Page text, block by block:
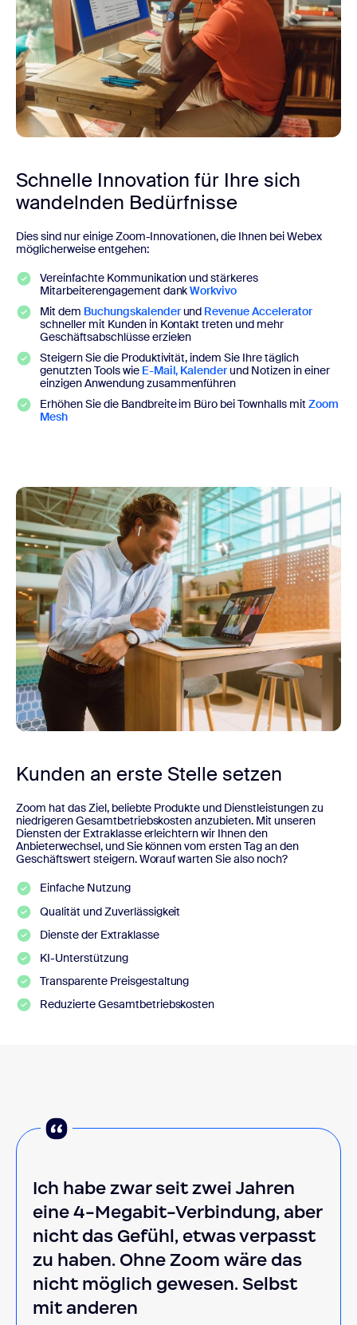
Schnelle Innovation für Ihre sich
wandelnden Bedürfnisse
Dies sind nur einige Zoom-Innovationen, die Ihnen bei Webex
möglicherweise entgehen:
Vereinfachte Kommunikation und stärkeres
Mitarbeiterengagement dankWorkvivo
Mit dem Buchungskalenderund Revenue Accelerator
schneller mit Kunden in Kontakt treten und mehr
Geschäftsabschlüsse erzielen
Steigern Sie die Produktivität, indem Sie Ihre täglich
genutzten Tools wie E-Mail, Kalenderund Notizen in einer
einzigen Anwendung zusammenführen
Erhöhen Sie die Bandbreite im Büro bei Townhalls mit Zoom
Mesh
Kunden an erste Stelle setzen
Zoom hat das Ziel, beliebte Produkte und Dienstleistungen zu
niedrigeren Gesamtbetriebskosten anzubieten. Mit unseren
Diensten der Extraklasse erleichtern wir Ihnen den
Anbieterwechsel, und Sie können vom ersten Tag an den
Geschäftswert steigern. Worauf warten Sie also noch?
Einfache Nutzung
Qualität und Zuverlässigkeit
Dienste der Extraklasse
KI-Unterstützung
Transparente Preisgestaltung
Reduzierte Gesamtbetriebskosten
Ich habe zwar seit zwei Jahren
eine 4-Megabit-Verbindung, aber
nicht das Gefühl, etwas verpasst
zu haben. Ohne Zoom wäre das
nicht möglich gewesen. Selbst
mit anderen